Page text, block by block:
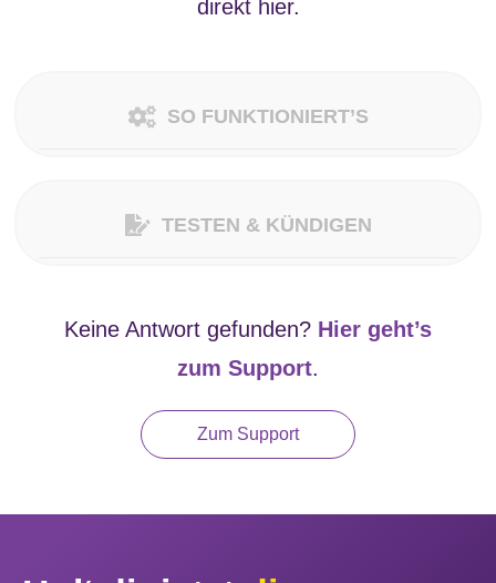
direkt hier.
SO FUNKTIONIERT’S
TESTEN & KÜNDIGEN
Keine Antwort gefunden? Hier geht’s
zum Support.
Zum Support